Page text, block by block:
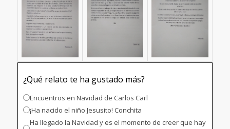
¿Qué relato te ha gustado más?
Encuentros en Navidad de Carlos Carl
¡Ha nacido el niño Jesusito! Conchita
Ha llegado la Navidad y es el momento de creer que hay